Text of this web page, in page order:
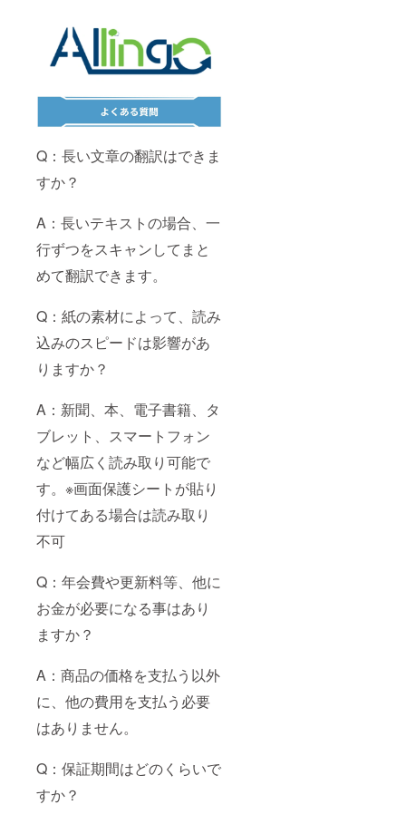
Q：長い文章の翻訳はできま
すか？
A：長いテキストの場合、一
行ずつをスキャンしてまと
めて翻訳できます。
Q：紙の素材によって、読み
込みのスピードは影響があ
りますか？
A：新聞、本、電子書籍、タ
ブレット、スマートフォン
など幅広く読み取り可能で
す。※画面保護シートが貼り
付けてある場合は読み取り
不可
Q：年会費や更新料等、他に
お金が必要になる事はあり
ますか？
A：商品の価格を支払う以外
に、他の費用を支払う必要
はありません。
Q：保証期間はどのくらいで
すか？